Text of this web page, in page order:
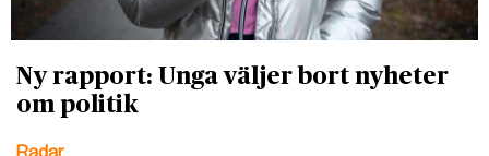
Ny rapport: Unga väljer bort nyheter
om politik